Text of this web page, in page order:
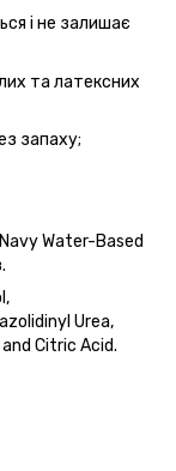
і не залишає
та латексних
запаху;
Water-Based
Urea,
Citric Acid.